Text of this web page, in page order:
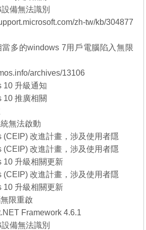
備無法識別
zh-tw/kb/304877
多的windows 7用戶電腦陷入無限
archives/13106
10 升級通知
10 推廣相關
無法啟動
(CEIP) 改進計畫，涉及使用者隱
(CEIP) 改進計畫，涉及使用者隱
10 升級相關更新
(CEIP) 改進計畫，涉及使用者隱
10 升級相關更新
限重啟
Framework 4.6.1
備無法識別